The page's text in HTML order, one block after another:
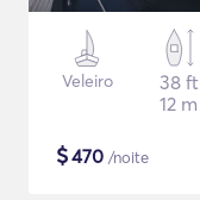
Veleiro
38 ft
12 m
$470 /noite